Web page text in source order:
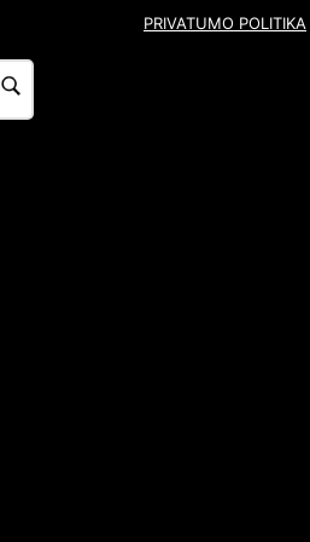
PRIVATUMO POLITIKA